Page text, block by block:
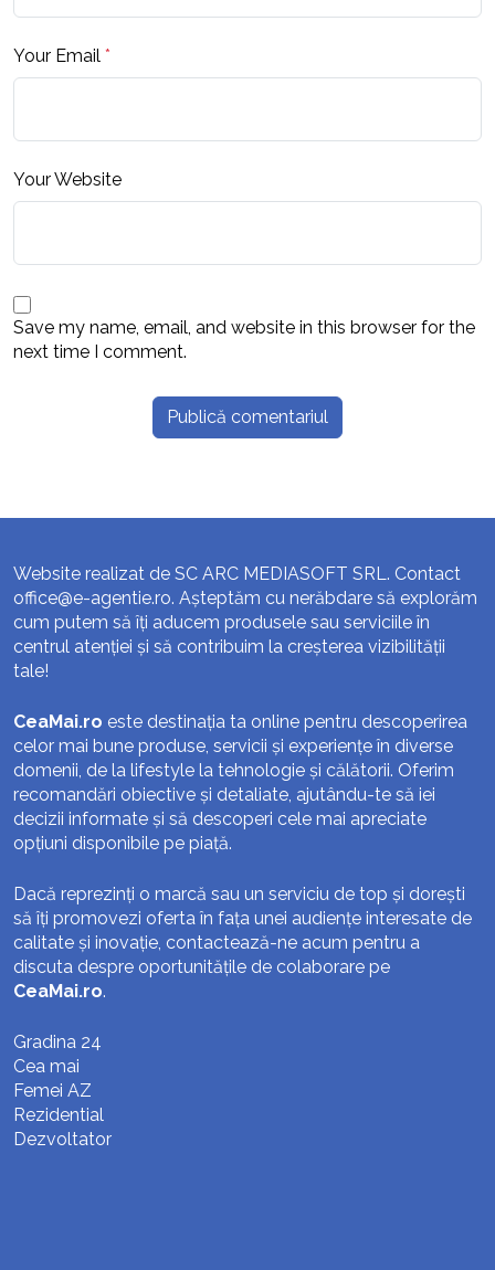
Your Email *
Your Website
Save my name, email, and website in this browser for the
next time I comment.
Website realizat de SC ARC MEDIASOFT SRL. Contact
office@e-agentie.ro. Așteptăm cu nerăbdare să explorăm
cum putem să îți aducem produsele sau serviciile în
centrul atenției și să contribuim la creșterea vizibilității
tale!
CeaMai.ro este destinația ta online pentru descoperirea
celor mai bune produse, servicii și experiențe în diverse
domenii, de la lifestyle la tehnologie și călătorii. Oferim
recomandări obiective și detaliate, ajutându-te să iei
decizii informate și să descoperi cele mai apreciate
opțiuni disponibile pe piață.
Dacă reprezinți o marcă sau un serviciu de top și dorești
să îți promovezi oferta în fața unei audiențe interesate de
calitate și inovație, contactează-ne acum pentru a
discuta despre oportunitățile de colaborare pe
CeaMai.ro.
Gradina 24
Cea mai
Femei AZ
Rezidential
Dezvoltator